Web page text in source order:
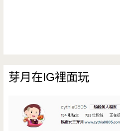
芽月在IG裡面玩